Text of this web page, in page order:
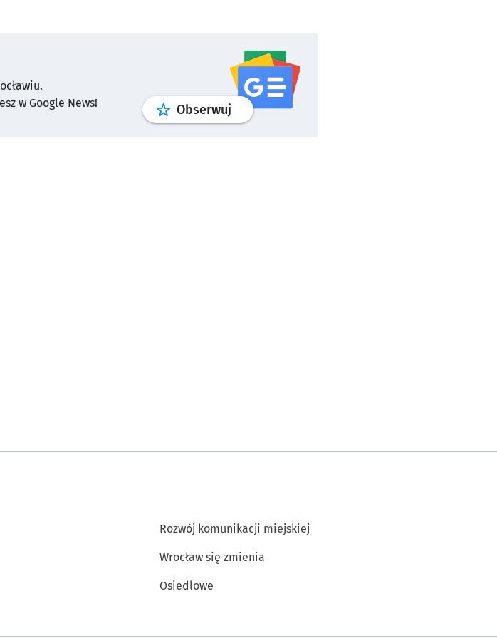
w Google News!
Obserwuj profilgoogle news
Rozwój komunikacji miejskiej
Wrocław się zmienia
Osiedlowe